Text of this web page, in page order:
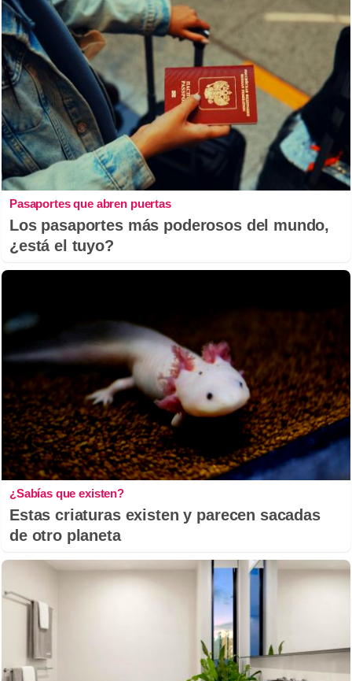
Pasaportes que abren puertas
Los pasaportes más poderosos del mundo,
¿está el tuyo?
¿Sabías que existen?
Estas criaturas existen y parecen sacadas
de otro planeta